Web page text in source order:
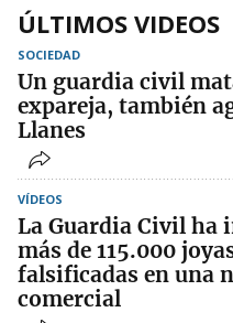
ÚLTIMOS VIDEOS
SOCIEDAD
Un guardia civil
expareja, también
Llanes
VÍDEOS
La Guardia Civil ha
más de 115.000
falsificadas en una
comercial